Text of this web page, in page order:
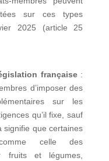
sur ces types
2025 (article 25
française :
d’imposer des
sur les
qu’il fixe, sauf
signifie que certaines
celle des
fruits et légumes,